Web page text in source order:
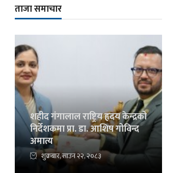
ताजा समाचार
शहीद गंगालाल राष्ट्रिय हृदय केन्द्रको
निर्देशकमा प्रा. डा. आशिष गोविन्द
अमात्य
शुक्रबार, साउन २२, २०८३